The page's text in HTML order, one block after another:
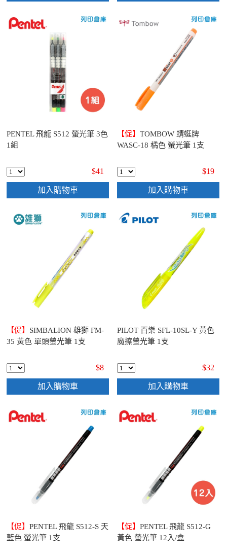
PENTEL 飛龍 S512 螢光筆 3色
1組
$41
加入購物車
【促】TOMBOW 蜻蜓牌
WASC-18 橘色 螢光筆 1支
$19
加入購物車
【促】 SIMBALION 雄獅 FM-
35 黃色 單頭螢光筆 1支
$8
加入購物車
PILOT 百樂 SFL-10SL-Y 黃色
魔擦螢光筆 1支
$32
加入購物車
【促】PENTEL 飛龍 S512-S 天
藍色 螢光筆 1支
【促】PENTEL 飛龍 S512-G
黃色 螢光筆 12入/盒